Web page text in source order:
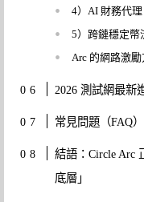
4）AI 財務代理
5）跨鏈穩定幣
Arc 的網路激
2026 測試網最新
常見問題（FAQ）
結語：Circle Arc
底層」